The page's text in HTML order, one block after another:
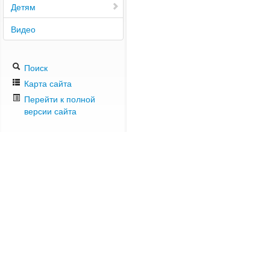
Детям
Видео
Поиск
Карта сайта
Перейти к полной
версии сайта